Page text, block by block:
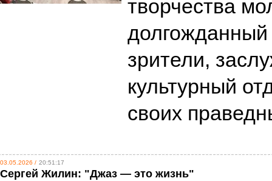
творчества
зрители,
культурный
своих
03.05.2026 / 20:51:17
Сергей Жилин: "Джаз — это жизнь"